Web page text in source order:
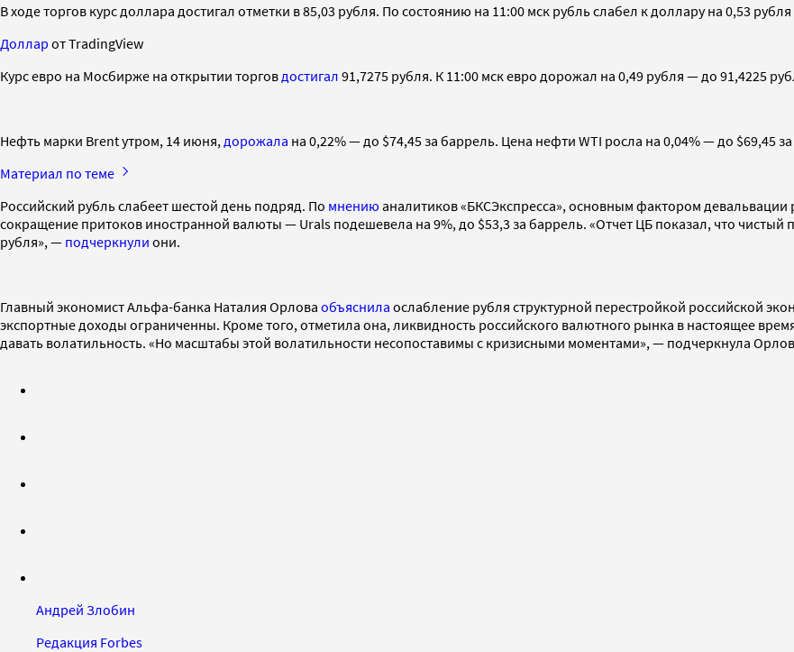
В ходе торгов курс доллара достигал отметки в 85,03 рубля. По состоянию на 11:00 мск рубль слабел к доллару на 0,53
Доллар от TradingView
Курс евро на Мосбирже на открытии торгов достигал 91,7275 рубля. К 11:00 мск евро дорожал на 0,49 рубля — до 91,4225
Нефть марки Brent утром, 14 июня, дорожала на 0,22% — до $74,45 за баррель. Цена нефти WTI росла на 0,04% — до $69,45
Материал по теме
Российский рубль слабеет шестой день подряд. По мнению аналитиков «БКСЭкспресса», основным фактором девальвации
сокращение притоков иностранной валюты — Urals подешевела на 9%, до $53,3 за баррель. «Отчет ЦБ показал, что чистый
рубля», — подчеркнули они.
Главный экономист Альфа-банка Наталия Орлова объяснила ослабление рубля структурной перестройкой российской
экспортные доходы ограниченны. Кроме того, отметила она, ликвидность российского валютного рынка в настоящее
давать волатильность. «Но масштабы этой волатильности несопоставимы с кризисными моментами», — подчеркнула
Андрей Злобин
Редакция Forbes